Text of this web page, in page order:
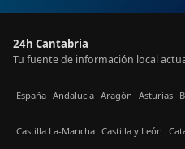
24h Cantabria
Tu fuente de información local
España Andalucía Aragón Asturias
Castilla La-Mancha Castilla y León